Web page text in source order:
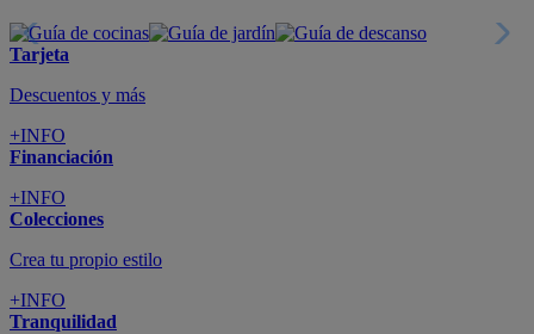
Tarjeta
Descuentos y más
+INFO
Financiación
+INFO
Colecciones
Crea tu propio estilo
+INFO
Tranquilidad